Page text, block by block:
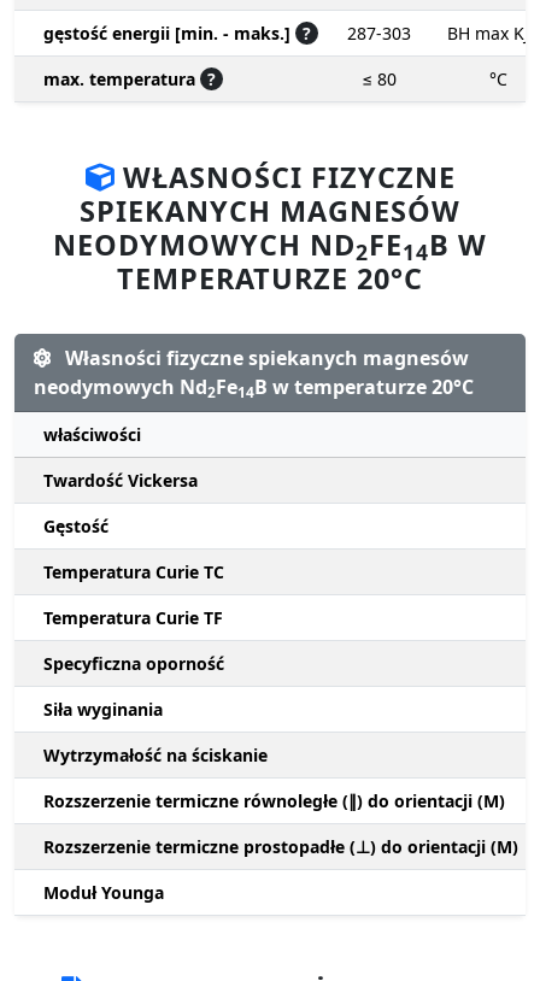
gęstość energii [min. - maks.] ? 287-303
BH max
max. temperatura ? ≤ 80 °C
WŁASNOŚCI FIZYCZNE
SPIEKANYCH MAGNESÓW
NEODYMOWYCH ND2FE14B W
TEMPERATURZE 20°C
Własności fizyczne spiekanych magnesów
neodymowych Nd2Fe14B w temperaturze 20°C
właściwości
Twardość Vickersa
Gęstość
Temperatura Curie TC
Temperatura Curie TF
Specyficzna oporność
Siła wyginania
Wytrzymałość na ściskanie
Rozszerzenie termiczne równoległe (∥) do orientacji (M)
Rozszerzenie termiczne prostopadłe (⊥) do orientacji (M)
Moduł Younga